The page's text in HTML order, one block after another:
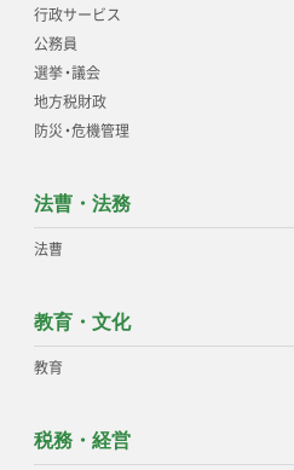
行政サービス
公務員
選挙・議会
地方税財政
防災・危機管理
法曹・法務
法曹
教育・文化
教育
税務・経営